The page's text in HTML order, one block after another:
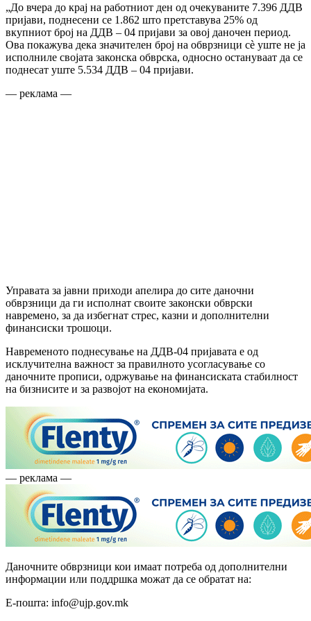
„До вчера до крај на работниот ден од очекуваните 7.396 ДДВ
пријави, поднесени се 1.862 што претставува 25% од
вкупниот број на ДДВ – 04 пријави за овој даночен период.
Ова покажува дека значителен број на обврзници сè уште не ја
исполниле својата законска обврска, односно остануваат да се
поднесат уште 5.534 ДДВ – 04 пријави.
— реклама —
Управата за јавни приходи апелира до сите даночни
обврзници да ги исполнат своите законски обврски
навремено, за да избегнат стрес, казни и дополнителни
финансиски трошоци.
Навременото поднесување на ДДВ-04 пријавата е од
исклучителна важност за правилното усогласување со
даночните прописи, одржување на финансиската стабилност
на бизнисите и за развојот на економијата.
— реклама —
Даночните обврзници кои имаат потреба од дополнителни
информации или поддршка можат да се обратат на:
Е-пошта: info@ujp.gov.mk